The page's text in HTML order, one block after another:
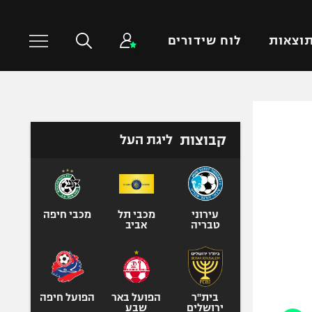
תוצאות לוח שידורים
טניס
כדורעף
ספורט אולימפי
קבוצות ליגת העל
עירוני
טבריה
מכבי תל
אביב
מכבי חיפה
בית"ר
ירושלים
הפועל באר
שבע
הפועל חיפה